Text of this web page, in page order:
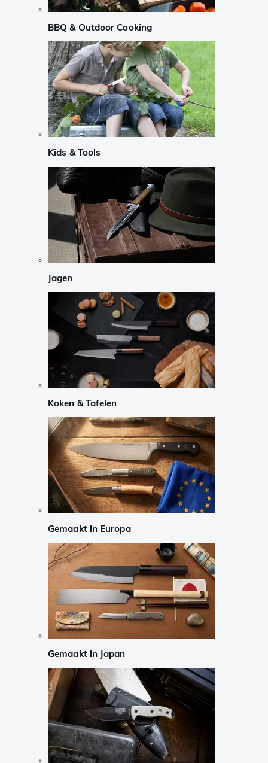
BBQ & Outdoor Cooking
Kids & Tools
Jagen
Koken & Tafelen
Gemaakt in Europa
Gemaakt in Japan